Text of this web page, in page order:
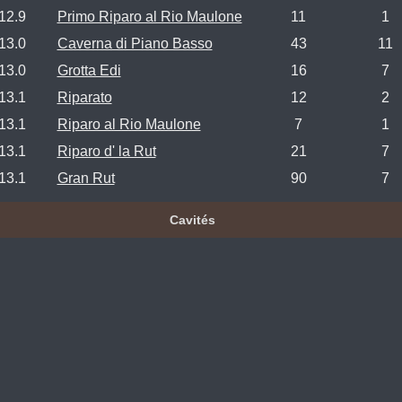
12.9
Primo Riparo al Rio Maulone 11
1
13.0
Caverna di Piano Basso 43
11
13.0
Grotta Edi 16
7
13.1
Riparato 12
2
13.1
Riparo al Rio Maulone 7
1
13.1
Riparo d' la Rut 21
7
13.1
Gran Rut 90 7
Cavités